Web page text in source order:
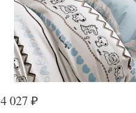
578-416
4 027 ₽